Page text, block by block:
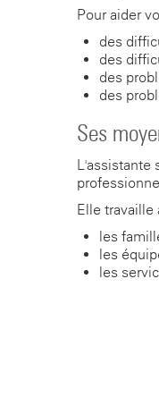
Pour aider
des
des
des
des
Ses
L'assistante
Elle travaille
les
les
les